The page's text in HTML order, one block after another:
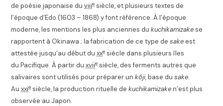
de poésie japonaise duviiie siècle, et plusieurs textes de
l’époque d’Edo (1603 – 1868) y font référence. À l’époque
moderne, les mentions les plus anciennes dukuchikamizakese
rapportent à Okinawa ; la fabrication de ce type desakeest
attestée jusqu’au début duxxe siècle dans plusieurs îles
du Pacifique. À partir duxviie siècle, des ferments autres que
salivaires sont utilisés pour préparer unkōji, base dusake.
Auxxie siècle, la production rituelle dekuchikamizaken’est plus
observée au Japon.